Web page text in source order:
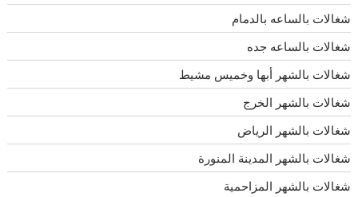
شغالات بالساعه بالدمام
شغالات بالساعه جده
شغالات بالشهر أبها وخميس مشيط
شغالات بالشهر الخرج
شغالات بالشهر الرياض
شغالات بالشهر المدينة المنورة
شغالات بالشهر المزاحمية